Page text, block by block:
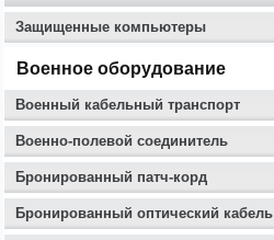
Защищенные компьютеры
Военное оборудование
Военный кабельный транспорт
Военно-полевой соединитель
Бронированный патч-корд
Бронированный оптический кабель